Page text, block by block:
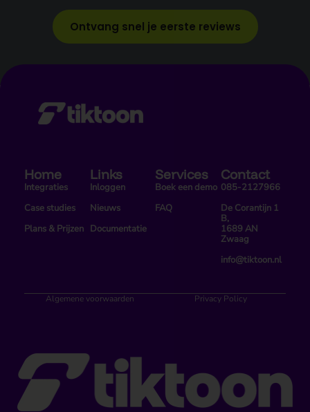
Ontvang snel je eerste reviews
Home
Integraties
Case studies
Plans & Prijzen
Links
Inloggen
Nieuws
Documentatie
Services
Boek een demo
FAQ
Contact
085-2127966
De Corantijn 1
B,
1689 AN
Zwaag
info@tiktoon.nl
Algemene voorwaarden Privacy Policy